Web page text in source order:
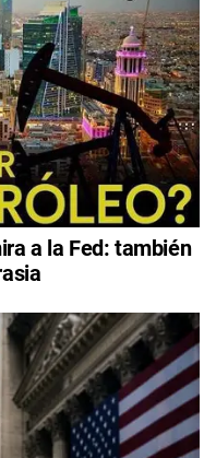
a la Fed: también